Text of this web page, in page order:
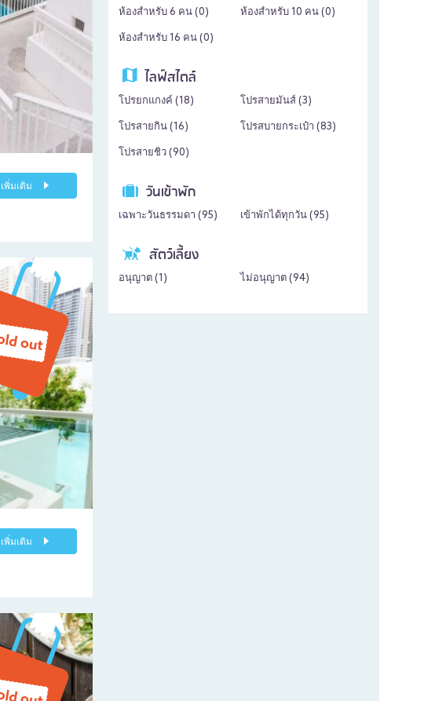
เพิ่มเติม
เพิ่มเติม
ห้องสำหรับ 6 คน (0) ห้องสำหรับ 10 คน (0)
ห้องสำหรับ 16 คน (0)
ไลฟ์สไตล์
โปรยกแกงค์ (18) โปรสายมันส์ (3)
โปรสายกิน (16) โปรสบายกระเป๋า (83)
โปรสายชิว ( 90)
วันเข้าพัก
เฉพาะวันธรรมดา ( 95) เข้าพักได้ทุกวัน ( 95)
สัตว์เลี้ยง
อนุญาต (1 ) ไม่อนุญาต ( 94)